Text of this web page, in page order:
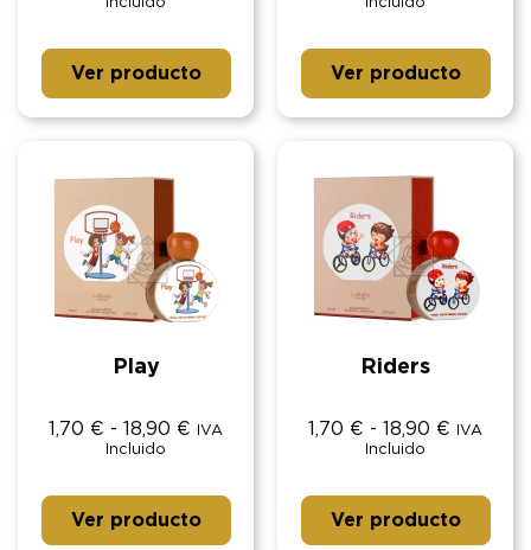
Ver producto Ver producto
Play
1,70 € - 18,90 €
IVA
Incluido
Ver producto
Riders
1,70 € - 18,90 €
IVA
Incluido
Ver producto